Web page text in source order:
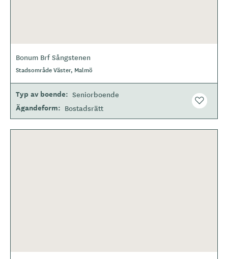
Bonum Brf Sångstenen
Stadsområde Väster, Malmö
Typ av boende Seniorboende
Ägandeform Bostadsrätt